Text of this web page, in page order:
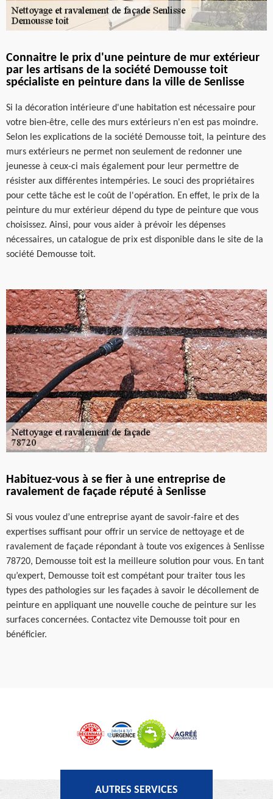
Connaitre le prix d'une peinture de mur extérieur
par les artisans de la société Demousse toit
spécialiste en peinture dans la ville de Senlisse
Si la décoration intérieure d'une habitation est nécessaire pour
votre bien-être, celle des murs extérieurs n'en est pas moindre.
Selon les explications de la société Demousse toit, la peinture des
murs extérieurs ne permet non seulement de redonner une
jeunesse à ceux-ci mais également pour leur permettre de
résister aux différentes intempéries. Le souci des propriétaires
pour cette tâche est le coût de l'opération. En effet, le prix de la
peinture du mur extérieur dépend du type de peinture que vous
choisissez. Ainsi, pour vous aider à prévoir les dépenses
nécessaires, un catalogue de prix est disponible dans le site de la
société Demousse toit.
Habituez-vous à se fier à une entreprise de
ravalement de façade réputé à Senlisse
Si vous voulez d’une entreprise ayant de savoir-faire et des
expertises suffisant pour offrir un service de nettoyage et de
ravalement de façade répondant à toute vos exigences à Senlisse
78720, Demousse toit est la meilleure solution pour vous. En tant
qu’expert, Demousse toit est compétant pour traiter tous les
types des pathologies sur les façades à savoir le décollement de
peinture en appliquant une nouvelle couche de peinture sur les
surfaces concernées. Contactez vite Demousse toit pour en
bénéficier.
AUTRES SERVICES